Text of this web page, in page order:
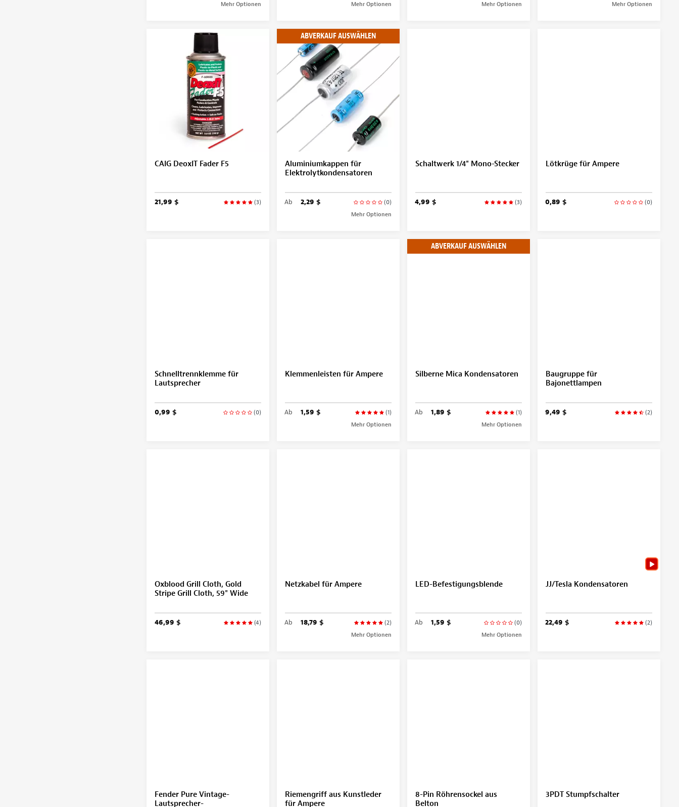
Mehr Optionen Mehr Optionen Mehr Optionen Mehr Optionen
CAIG DeoxIT Fader F5
(3)
21,99 $
ABVERKAUF AUSWÄHLEN
Aluminiumkappen für
Elektrolytkondensatoren
(0)
Ab 2,29 $
Mehr Optionen
Schaltwerk 1/4" Mono-Stecker
(3)
4,99 $
Lötkrüge für Ampere
(0)
0,89 $
Schnelltrennklemme für
Lautsprecher
(0)
0,99 $
Klemmenleisten für Ampere
(1)
Ab 1,59 $
Mehr Optionen
ABVERKAUF AUSWÄHLEN
Silberne Mica Kondensatoren
(1)
Ab 1,89 $
Mehr Optionen
Baugruppe für
Bajonettlampen
(2)
9,49 $
Oxblood Grill Cloth, Gold
Stripe Grill Cloth, 59" Wide
(4)
46,99 $
Netzkabel für Ampere
(2)
Ab 18,79 $
Mehr Optionen
LED-Befestigungsblende
(0)
Ab 1,59 $
Mehr Optionen
JJ/Tesla Kondensatoren
(2)
22,49 $
Fender Pure Vintage-
Lautsprecher-
Riemengriff aus Kunstleder
für Ampere
8-Pin Röhrensockel aus
Belton
3PDT Stumpfschalter